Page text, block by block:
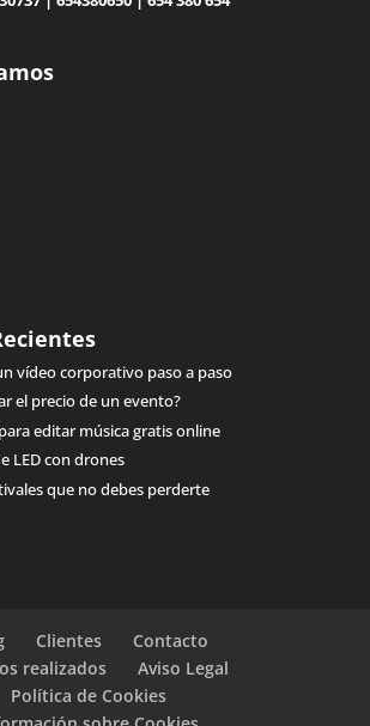
vídeo corporativo paso a paso
el precio de un evento?
editar música gratis online
LED con drones
que no debes perderte
Clientes
Contacto
realizados
Aviso Legal
Política de Cookies